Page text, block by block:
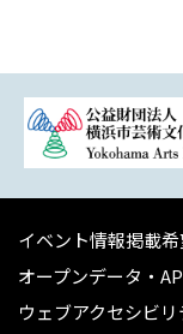
イベント情報掲載
オープンデータ・
ウェブアクセシビ